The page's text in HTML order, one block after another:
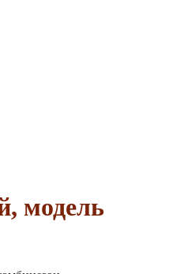
модель